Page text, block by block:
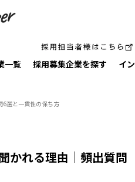
一覧 採⽤募集企業を探す イ
6選と一貫性の保ち方
かれる理由｜頻出質問